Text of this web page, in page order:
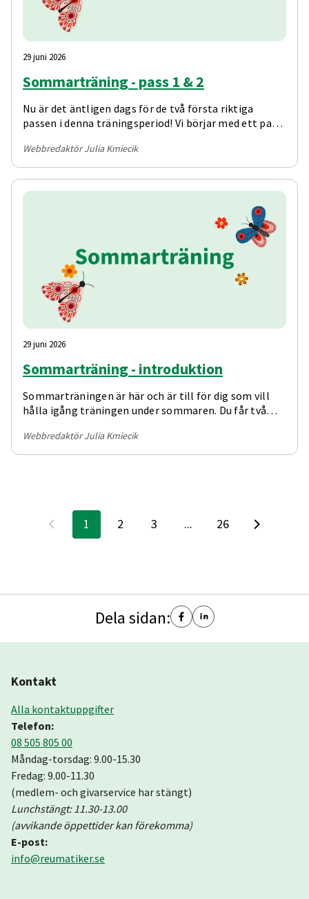
29 juni 2026
Sommarträning - pass 1 & 2
Nu är det äntligen dags för de två första riktiga
passen i denna träningsperiod! Vi börjar med ett pass
axlar och armar.
Webbredaktör Julia Kmiecik
29 juni 2026
Sommarträning - introduktion
Sommarträningen är här och är till för dig som vill
hålla igång träningen under sommaren. Du får två
Webbredaktör Julia Kmiecik
1 2 3 ... 26
Dela sidan:
Kontakt
Alla kontaktuppgifter
Telefon:
08 505 805 00
Måndag-torsdag: 9.00-15.30
Fredag: 9.00-11.30
(medlem- och givarservice har stängt)
Lunchstängt: 11.30-13.00
(avvikande öppettider kan förekomma)
E-post:
info@reumatiker.se